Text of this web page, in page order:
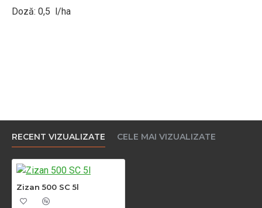
Doză: 0,5 l/ha
RECENT VIZUALIZATE CELE MAI VIZUALIZATE
Zizan 500 SC 5l